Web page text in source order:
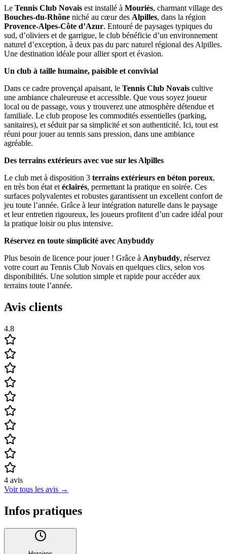
Le Tennis Club Novais est installé à Mouriès, charmant village des
Bouches-du-Rhône niché au cœur des Alpilles, dans la région
Provence-Alpes-Côte d’Azur. Entouré de paysages typiques du
sud, d’oliviers et de garrigue, le club bénéficie d’un environnement
naturel d’exception, à deux pas du parc naturel régional des Alpilles.
Une destination idéale pour allier sport et évasion.
Un club à taille humaine, paisible et convivial
Dans ce cadre provençal apaisant, le Tennis Club Novais cultive
une ambiance chaleureuse et accessible. Que vous soyez joueur
local ou de passage, vous y trouverez une atmosphère détendue et
familiale. Le club propose les commodités essentielles (parking,
sanitaires), et séduit par sa simplicité et son authenticité. Ici, tout est
réuni pour jouer au tennis sans pression, dans une ambiance
agréable.
Des terrains extérieurs avec vue sur les Alpilles
Le club met à disposition 3 terrains extérieurs en béton poreux,
en très bon état et éclairés, permettant la pratique en soirée. Ces
surfaces polyvalentes et robustes garantissent un excellent confort de
jeu toute l’année. Grâce à leur intégration naturelle dans le paysage
et leur entretien rigoureux, les joueurs profitent d’un cadre idéal pour
la pratique loisir ou plus intensive.
Réservez en toute simplicité avec Anybuddy
Plus besoin de licence pour jouer ! Grâce à Anybuddy, réservez
votre court au Tennis Club Novais en quelques clics, selon vos
disponibilités. Une solution simple et rapide pour accéder aux
terrains toute l’année.
Avis clients
4.8
4 avis
Voir tous les avis →
Infos pratiques